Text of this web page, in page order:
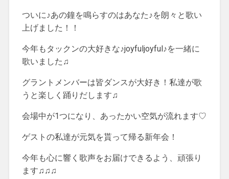
ついに♪あの鐘を鳴らすのはあなた♪を朗々と歌い
上げました！！
今年もタックンの大好きな♪joyfuljoyful♪を一緒に
歌いました♫
グラントメンバーは皆ダンスが大好き！私達が歌
うと楽しく踊りだします♫
会場中が1つになり、あったかい空気が流れます♡
ゲストの私達が元気を貰って帰る新年会！
今年も心に響く歌声をお届けできるよう、頑張り
ます♫♫♫